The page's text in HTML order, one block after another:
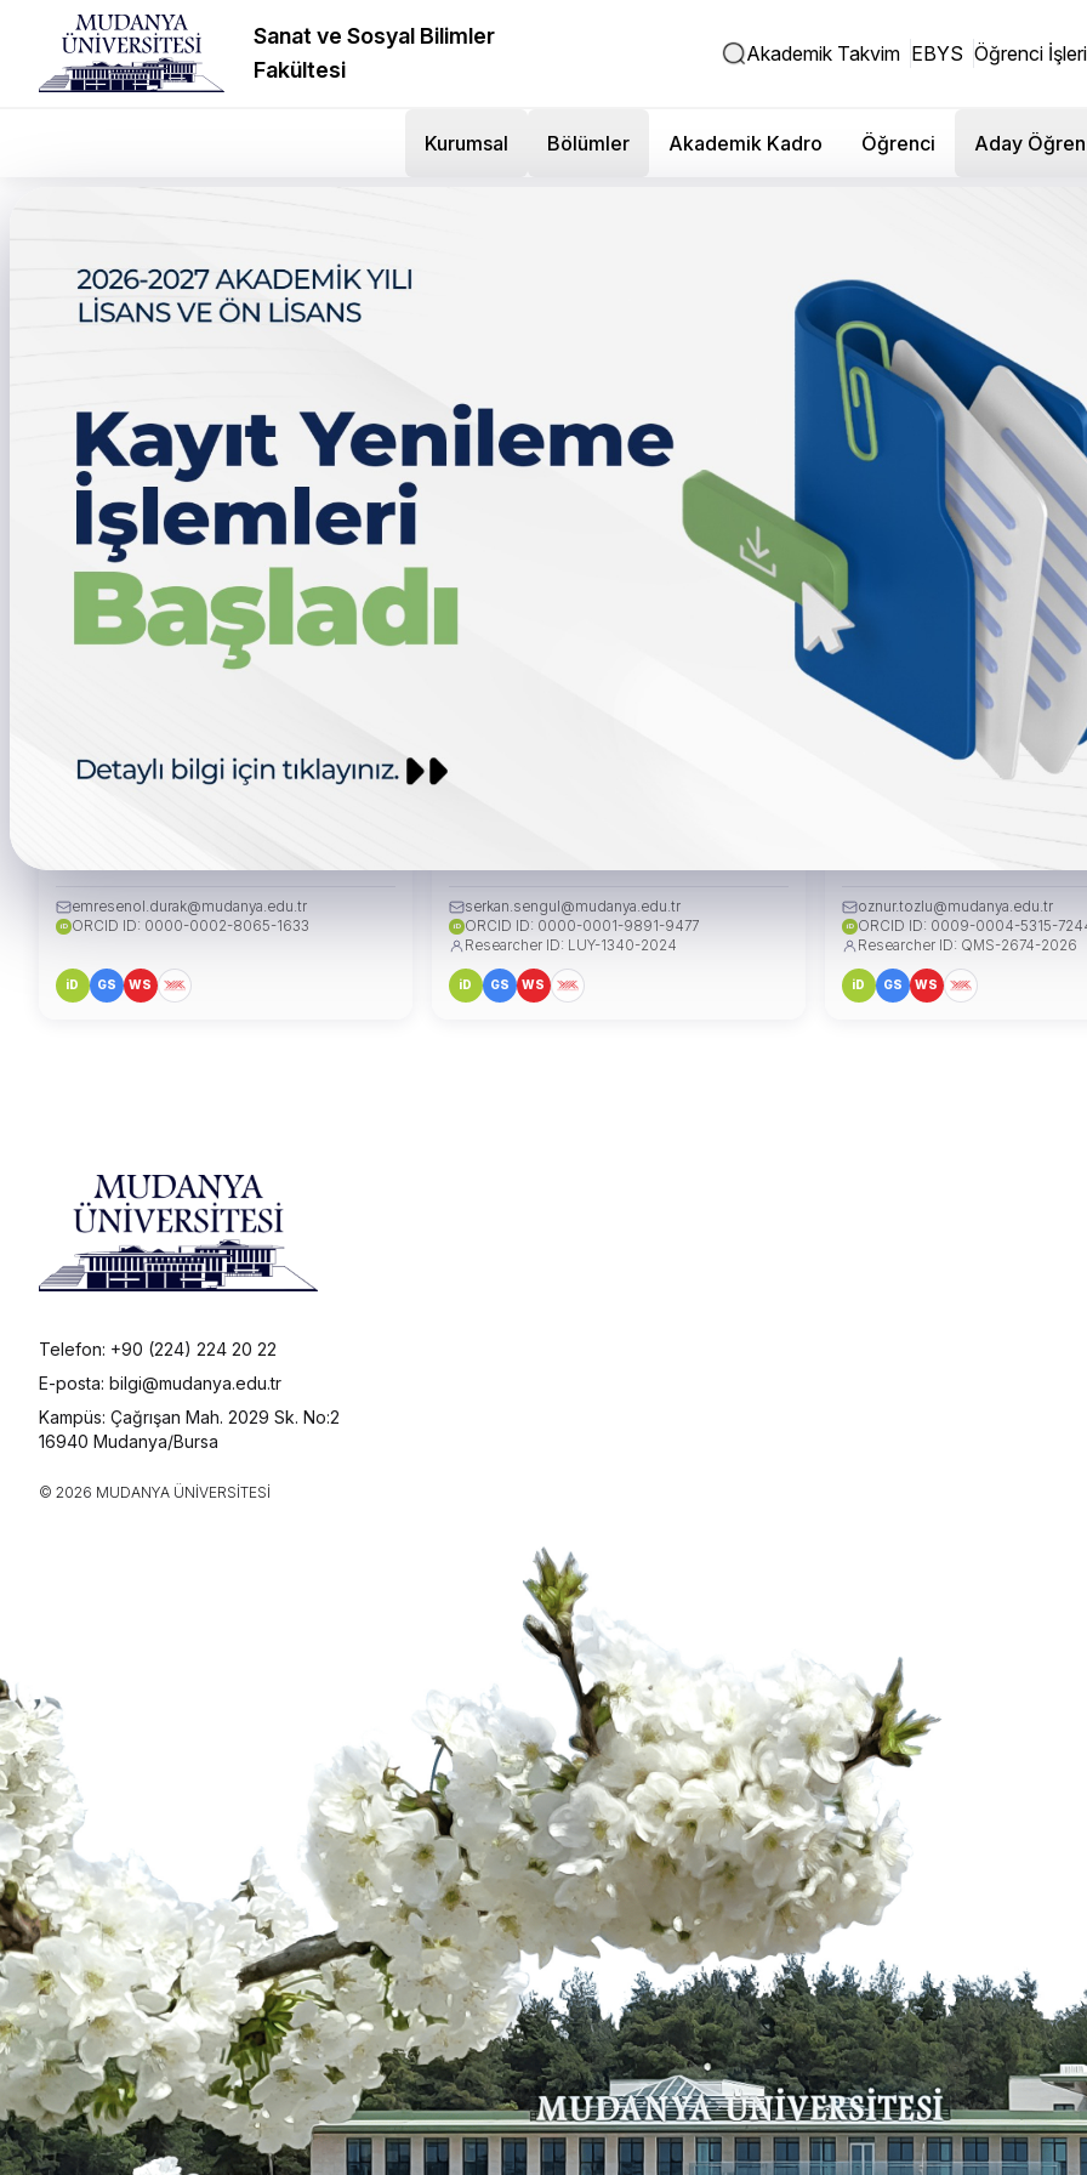
Sanat ve Sosyal Bilimler
Fakültesi
Akademik Takvim EBYS Öğrenci İşleri
Kurumsal Bölümler Akademik Kadro Öğrenci Aday
Sanat ve Sosyal Bilimler Fakültesi -
emresenol.durak@mudanya.edu.tr
iD ORCID ID: 0000-0002-8065-1633
iD GS WS
serkan.sengul@mudanya.edu.tr
iD ORCID ID: 0000-0001-9891-9477
Researcher ID: LUY-1340-2024
iD GS WS
oznur.tozlu@mudanya.edu.tr
iD ORCID ID: 0009-0004-5315-
Researcher ID: QMS-2674-2026
iD GS WS
Telefon: +90 (224) 224 20 22
E-posta: bilgi@mudanya.edu.tr
Kampüs: Çağrışan Mah. 2029 Sk. No:2
16940 Mudanya/Bursa
© 2026 MUDANYA ÜNIVERSITESI